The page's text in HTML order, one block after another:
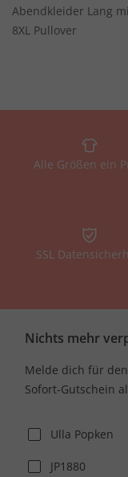
Abendkleider Lang
8XL Pullover
Alle Größen ein
SSL
Nichts mehr
Melde dich für
Sofort-Gutschein
Ulla Popken
JP1880